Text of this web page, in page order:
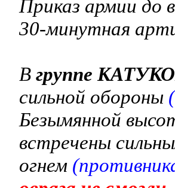
Приказ армии до
30-минутная
Вгруппе
сильной обороны
Безымянной
встречены
огнем